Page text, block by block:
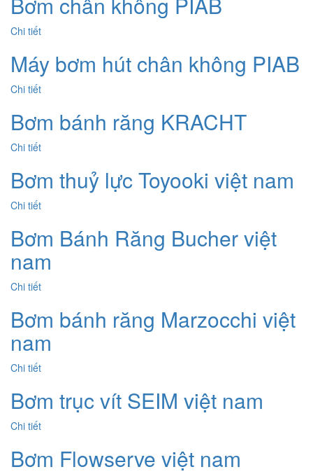
Chi tiết
Máy bơm hút chân không PIAB
Chi tiết
Bơm bánh răng KRACHT
Chi tiết
Bơm thuỷ lực Toyooki việt nam
Chi tiết
Bơm Bánh Răng Bucher việt
nam
Chi tiết
Bơm bánh răng Marzocchi việt
nam
Chi tiết
Bơm trục vít SEIM việt nam
Chi tiết
Bơm Flowserve việt nam